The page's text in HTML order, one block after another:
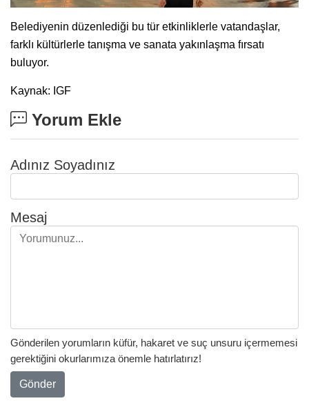
Belediyenin düzenlediği bu tür etkinliklerle vatandaşlar,
farklı kültürlerle tanışma ve sanata yakınlaşma fırsatı
buluyor.
Kaynak: IGF
Yorum Ekle
Adınız Soyadınız
Mesaj
Gönderilen yorumların küfür, hakaret ve suç unsuru içermemesi
gerektiğini okurlarımıza önemle hatırlatırız!
Gönder